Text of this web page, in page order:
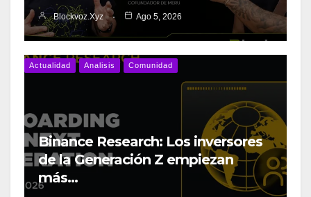
Blockvoz.xyz Ago 5, 2026
Actualidad Analisis Comunidad
Binance Research: Los inversores
de la Generación Z empiezan
más…